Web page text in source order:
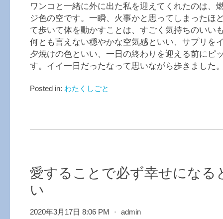
ワンコと一緒に外に出た私を迎えてくれたのは、
ジ色の空です。一瞬、火事かと思ってしまったほ
て歩いて体を動かすことは、すごく気持ちのいい
何とも言えない穏やかな空気感といい、サプリを
夕焼けの色といい、一日の終わりを迎える前にピ
す。イイ一日だったなって思いながら歩きました
Posted in: わたくしごと
愛することで必ず幸せになる
い
2020年3月17日 8:06 PM ⋅ admin